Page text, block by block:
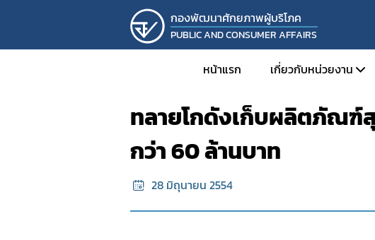
กองพัฒนาศักยภาพผู้บริโภค
PUBLIC AND CONSUMER AFFAIRS
หน้าแรก เกี่ยวกับหน่วยงาน
ประวัติความเป็นมา
ทลายโกดังเก็บผลิตภัณฑ์
กว่า 60 ล้านบาท
28 มิถุนายน 2554